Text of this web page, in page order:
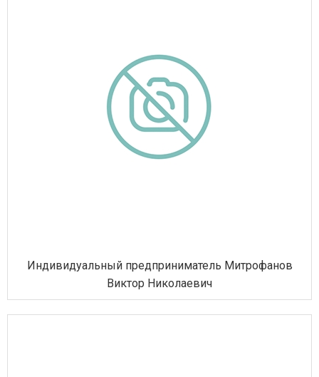
Индивидуальный предприниматель Митрофанов
Виктор Николаевич